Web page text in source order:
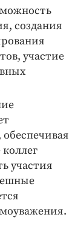
создания
участие
обеспечивая
участия